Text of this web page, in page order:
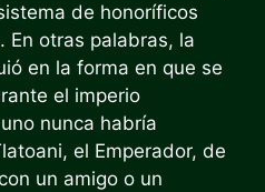
de honoríficos
En otras palabras, la
en la forma en que se
el imperio
nunca habría
el Emperador, de
un amigo o un